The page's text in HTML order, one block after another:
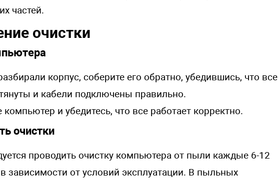
частей.
очистки
корпус, соберите его обратно, убедившись, что все
и кабели подключены правильно.
и убедитесь, что все работает корректно.
очистки
проводить очистку компьютера от пыли каждые 6-12
зависимости от условий эксплуатации. В пыльных